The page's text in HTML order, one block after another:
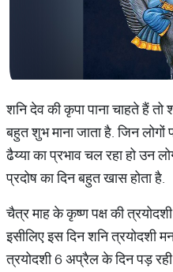
शनि देव की कृपा पाना चाहते हैं तो
बहुत शुभ माना जाता है. जिन लोगों
ढैय्या का प्रभाव चल रहा हो उन
प्रदोष का दिन बहुत खास होता है.
चैत्र माह के कृष्ण पक्ष की
इसीलिए इस दिन शनि त्रयोदशी
त्रयोदशी 6 अप्रैल के दिन पड़ रही